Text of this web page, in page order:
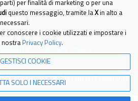
Utili
Partita Iva
Cookies Policy
Spezia - Tutti i diritti riservati
per finalità di marketing o per una
questo messaggio, tramite la Xin alto a
conoscere i cookie utilizzati e impostare i
nostra Privacy Policy.
GESTISCI COOKIE
SOLO I NECESSARI